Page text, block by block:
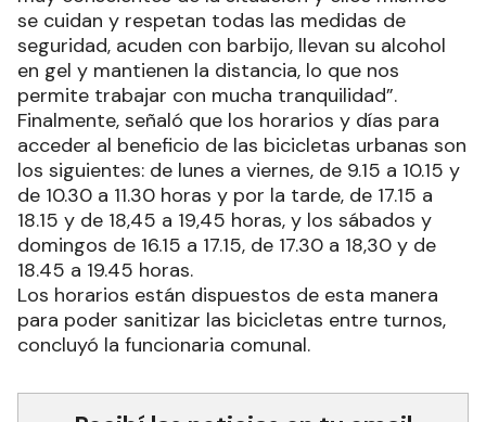
se cuidan y respetan todas las medidas de
seguridad, acuden con barbijo, llevan su alcohol
en gel y mantienen la distancia, lo que nos
permite trabajar con mucha tranquilidad”.
Finalmente, señaló que los horarios y días para
acceder al beneficio de las bicicletas urbanas son
los siguientes: de lunes a viernes, de 9.15 a 10.15 y
de 10.30 a 11.30 horas y por la tarde, de 17.15 a
18.15 y de 18,45 a 19,45 horas, y los sábados y
domingos de 16.15 a 17.15, de 17.30 a 18,30 y de
18.45 a 19.45 horas.
Los horarios están dispuestos de esta manera
para poder sanitizar las bicicletas entre turnos,
concluyó la funcionaria comunal.